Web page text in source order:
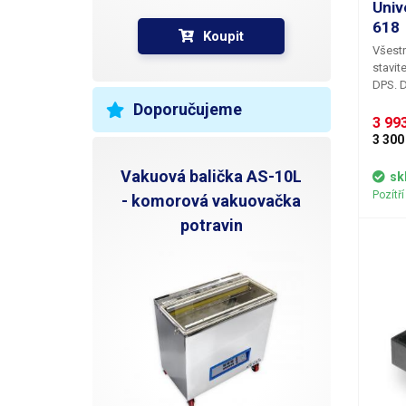
Koupit
Doporučujeme
Vakuová balička AS-10L
- komorová vakuovačka
potravin
618
DPS.
3
3
Pozítří